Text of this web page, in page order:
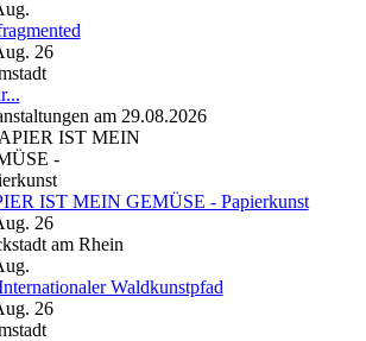
26
am 29.08.2026
IST MEIN GEMÜSE - Papierkunst
26
am Rhein
Waldkunstpfad
26